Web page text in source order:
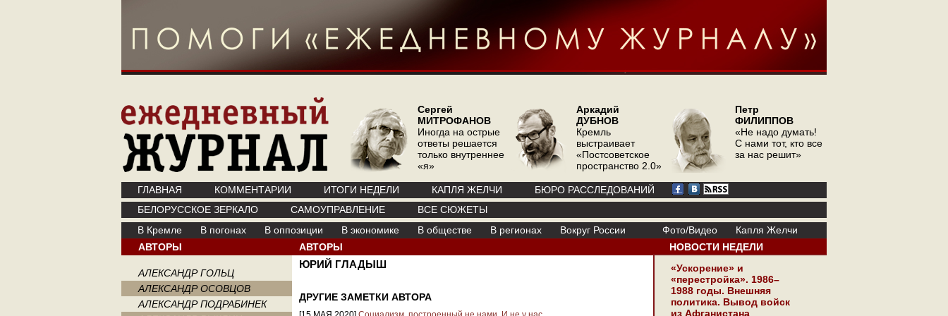
Сергей
МИТРОФАНОВ
Иногда на острые
ответы решается
только внутреннее
«я»
Аркадий
ДУБНОВ
Кремль
выстраивает
«Постсоветское
пространство 2.0»
Петр
ФИЛИППОВ
«Не надо думать!
С нами тот, кто все
за нас решит»
ГЛАВНАЯ КОММЕНТАРИИ ИТОГИ НЕДЕЛИ КАПЛЯ ЖЕЛЧИ
БЮРО РАССЛЕДОВАНИЙ
БЕЛОРУССКОЕ ЗЕРКАЛО
САМОУПРАВЛЕНИЕ
ВСЕ СЮЖЕТЫ
В Кремле
В погонах В оппозиции В экономике В обществе В регионах Вокруг России Фото/Видео
Капля Желчи
АВТОРЫ
АЛЕКСАНДР ГОЛЬЦ
АЛЕКСАНДР ОСОВЦОВ
АЛЕКСАНДР ПОДРАБИНЕК
АВТОРЫ
ЮРИЙ ГЛАДЫШ
ДРУГИЕ ЗАМЕТКИ АВТОРА
НОВОСТИ НЕДЕЛИ
«Ускорение» и
«перестройка». 1986–
1988 годы. Внешняя
политика. Вывод войск
из Афганистана